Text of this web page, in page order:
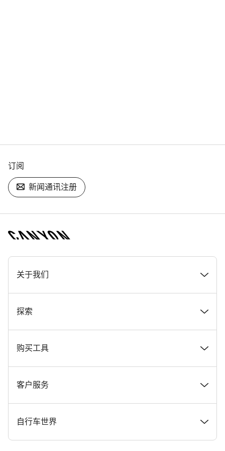
订阅
新闻通讯注册
[footer.linksList.title]
关于我们
奖项
在 Canyon 工作
Canyon 新闻发布室
条款和条件
探索
新闻和故事
提示和建议
Canyon Home Koblenz
购买工具
找到您梦寐以求的 Canyon 自行车
现货自行车
客户服务
支持中心
自行车世界